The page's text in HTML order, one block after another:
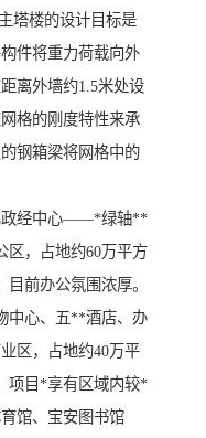
塔楼的设计目标是
件将重力荷载向外
离外墙约1.5米处设
格的刚度特性来承
钢箱梁将网格中的
政经中心——*绿轴**
区，占地约60万平方
前办公氛围浓厚。
中心、五**酒店、办
区，占地约40万平
项目*享有区域内较*
馆、宝安图书馆